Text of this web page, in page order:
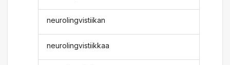
neurolingvistiikan
neurolingvistiikkaa